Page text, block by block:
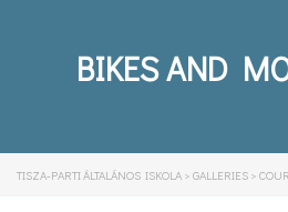
BIKES AND
TISZA-PARTI ÁLTALÁNOS ISKOLA > GALLERIES >